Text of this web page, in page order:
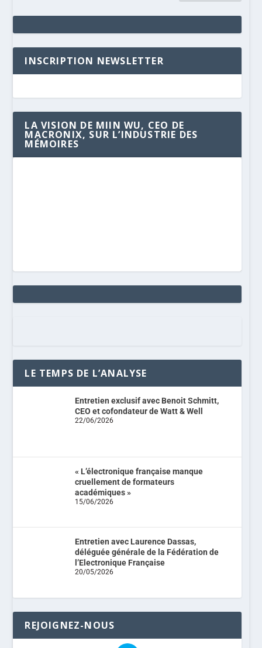
INSCRIPTION NEWSLETTER
LA VISION DE MIIN WU, CEO DE
MACRONIX, SUR L’INDUSTRIE DES
MÉMOIRES
LE TEMPS DE L’ANALYSE
Entretien exclusif avec Benoit Schmitt,
CEO et cofondateur de Watt & Well
22/06/2026
« L’électronique française manque
cruellement de formateurs
académiques »
15/06/2026
Entretien avec Laurence Dassas,
déléguée générale de la Fédération de
l’Electronique Française
20/05/2026
REJOIGNEZ-NOUS